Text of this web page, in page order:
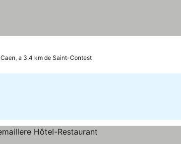
Caen, a 3.4 km de Saint-Contest